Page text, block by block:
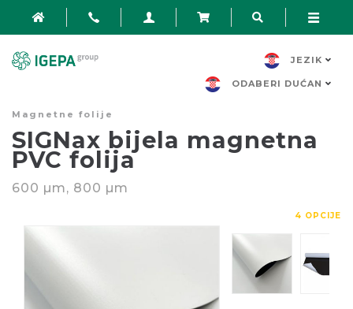
JEZIK
ODABERI DUĆAN
Magnetne folije
SIGNax bijela magnetna
PVC folija
600 µm, 800 µm
4 OPCIJE